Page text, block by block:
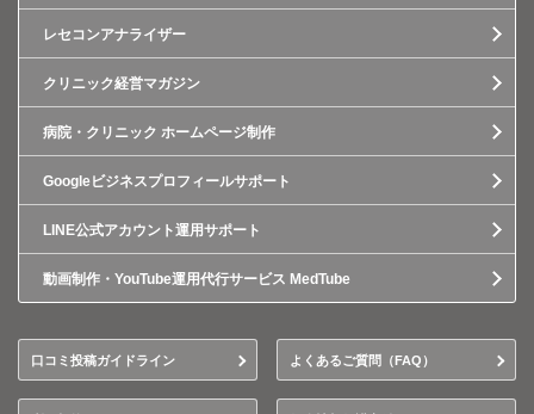
レセコンアナライザー
クリニック経営マガジン
病院・クリニック ホームページ制作
Googleビジネスプロフィールサポート
LINE公式アカウント運用サポート
動画制作・YouTube運用代行サービス MedTube
口コミ投稿ガイドライン よくあるご質問（FAQ）